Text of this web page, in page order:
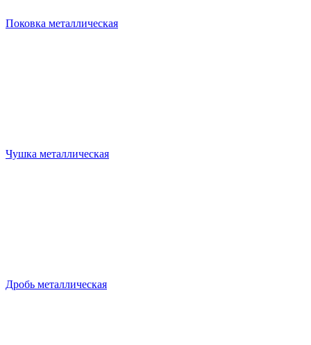
Поковка металлическая
Чушка металлическая
Дробь металлическая